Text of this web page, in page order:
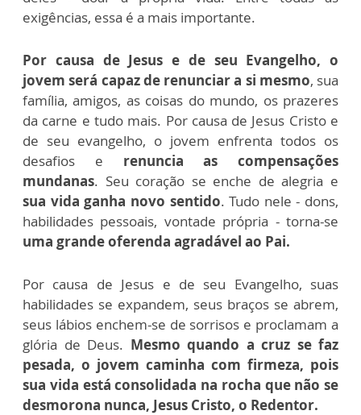
exigências, essa é a mais importante.
Por causa de Jesus e de seu Evangelho, o
jovem será capaz de renunciar a si mesmo, sua
família, amigos, as coisas do mundo, os prazeres
da carne e tudo mais. Por causa de Jesus Cristo e
de seu evangelho, o jovem enfrenta todos os
desafios e renuncia as compensações
mundanas. Seu coração se enche de alegria e
sua vida ganha novo sentido. Tudo nele - dons,
habilidades pessoais, vontade própria - torna-se
uma grande oferenda agradável ao Pai.
Por causa de Jesus e de seu Evangelho, suas
habilidades se expandem, seus braços se abrem,
seus lábios enchem-se de sorrisos e proclamam a
glória de Deus. Mesmo quando a cruz se faz
pesada, o jovem caminha com firmeza, pois
sua vida está consolidada na rocha que não se
desmorona nunca, Jesus Cristo, o Redentor.